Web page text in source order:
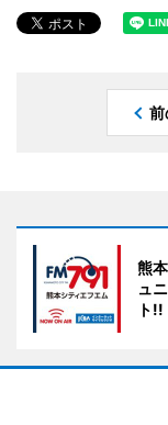
前
熊
ュ
ト!!